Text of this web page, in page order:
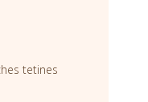
tetines